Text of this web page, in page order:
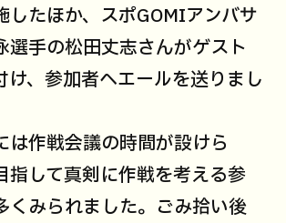
したほか、スポGOMIアンバサ
選手の松田丈志さんがゲスト
け、参加者へエールを送りまし
は作戦会議の時間が設けら
指して真剣に作戦を考える参
くみられました。ごみ拾い後